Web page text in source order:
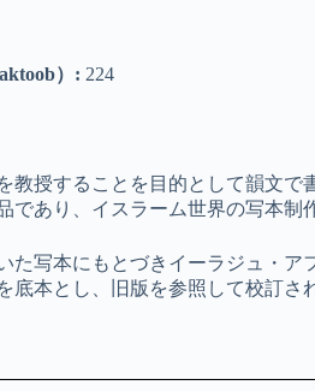
） : 224
教授することを目的として韻文
であり、イスラーム世界の写本制
た写本にもとづきイーラジュ・
底本とし、旧版を参照して校訂